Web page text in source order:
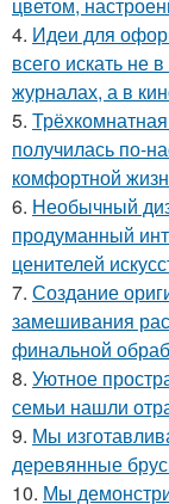
4. Идеи для
всего искать не
журналах, а в
5.
получилась по-
комфортной
6. Необычный
продуманный
ценителей
7. Создание
замешивания
финальной
8. Уютное
семьи нашли
9. Мы
деревянные
10. Мы